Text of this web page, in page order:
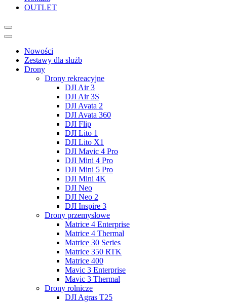
OUTLET
Nowości
Zestawy dla służb
Drony
Drony rekreacyjne
DJI Air 3
DJI Air 3S
DJI Avata 2
DJI Avata 360
DJI Flip
DJI Lito 1
DJI Lito X1
DJI Mavic 4 Pro
DJI Mini 4 Pro
DJI Mini 5 Pro
DJI Mini 4K
DJI Neo
DJI Neo 2
DJI Inspire 3
Drony przemysłowe
Matrice 4 Enterprise
Matrice 4 Thermal
Matrice 30 Series
Matrice 350 RTK
Matrice 400
Mavic 3 Enterprise
Mavic 3 Thermal
Drony rolnicze
DJI Agras T25